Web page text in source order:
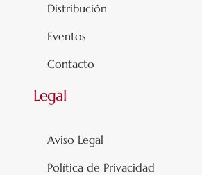
Distribución
Eventos
Contacto
Legal
Aviso Legal
Política de Privacidad